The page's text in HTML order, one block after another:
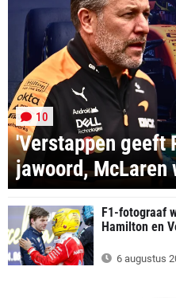
'Verstappen geeft
jawoord,
10
F1-fotograaf
Hamilton en
6 augustus